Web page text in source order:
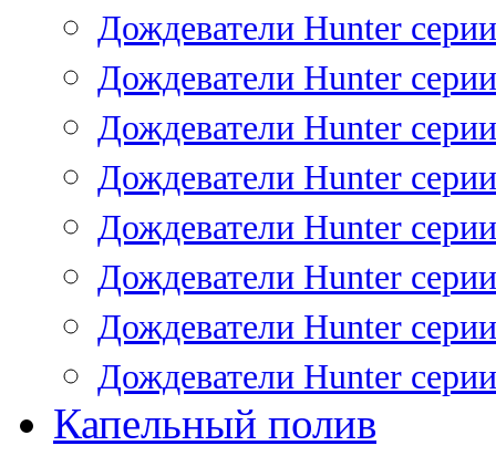
Дождеватели Hunter
Дождеватели Hunter
Дождеватели Hunter
Дождеватели Hunter
Дождеватели Hunter
Дождеватели Hunter
Дождеватели Hunter
Дождеватели Hunter
Капельный полив